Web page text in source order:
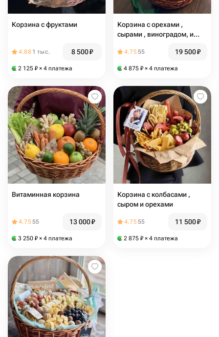
Корзина с фруктами
4.88 1 тыс. 8 500₽
2 125 ₽ × 4 платежа
Корзина с орехами ,
сырами , виноградом, и
4.7555 19 500₽
4 875 ₽ × 4 платежа
Витаминная корзина
4.7555 13 000₽
3 250 ₽ × 4 платежа
Корзина с колбасами ,
сыром и орехами
4.7555 11 500₽
2 875 ₽ × 4 платежа